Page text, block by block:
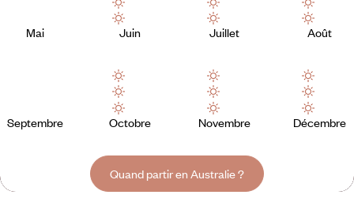
Mai Juin Juillet Août
Septembre Octobre Novembre Décembre
Quand partir en Australie ?